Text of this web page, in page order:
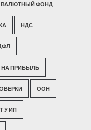
ФОНД
НДС
НА ПРИБЫЛЬ
ООН
У ИП